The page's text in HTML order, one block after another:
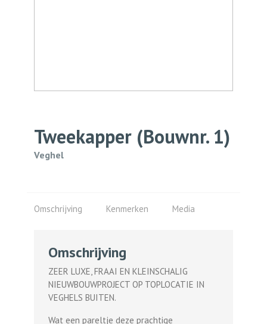
Tweekapper (Bouwnr. 1)
Veghel
Omschrijving Kenmerken Media
Omschrijving
ZEER LUXE, FRAAI EN KLEINSCHALIG
NIEUWBOUWPROJECT OP TOPLOCATIE IN
VEGHELS BUITEN.
Wat een pareltje deze prachtige